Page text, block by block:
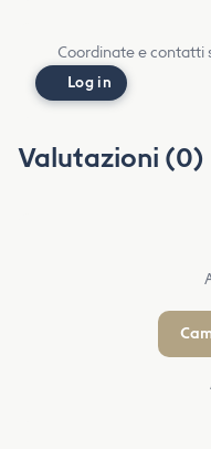
Coordinate e contatti
Log in
Valutazioni (0)